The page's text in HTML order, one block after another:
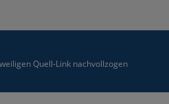
Quell-Link nachvollzogen